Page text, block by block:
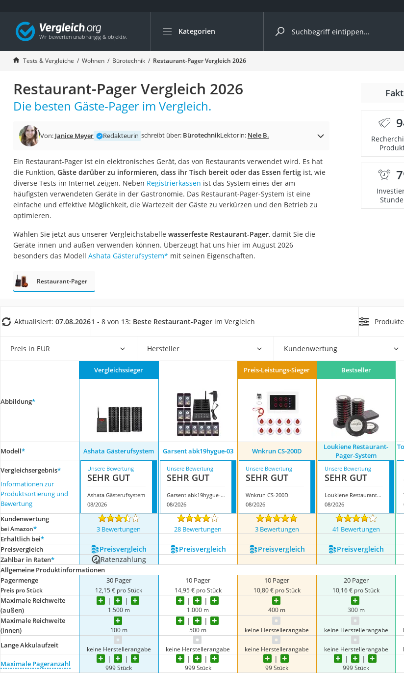
Kategorien
Die beliebtesten Vergleiche nach Kategorie
Wohnen
Matratzen-Topper
Matratzen
Konferenzlautsprecher
Tageslichtlampe
Badlüfter
Bürohocker
Außenleuchte mit Kamera
Ozongeneratoren
Klappmatratze
Duschkopf mit Kalkfilter
Topper 100 x 200
Höhenverstellbarer Schreibtisch
Tests & Vergleiche Wohnen Bürotechnik Restaurant-Pager Vergleich 2026
Restaurant-Pager Vergleich 2026
Die besten Gäste-Pager im Vergleich.
Von: Janice Meyer Redakteurin schreibt über: BürotechnikLektorin: Nele B.
Ein Restaurant-Pager ist ein elektronisches Gerät, das von Restaurants verwendet wird. Es hat
die Funktion, Gäste darüber zu informieren, dass ihr Tisch bereit oder das Essen fertigist, wie
diverse Tests im Internet zeigen. Neben Registrierkassen ist das System eines der am
häufigsten verwendeten Geräte in der Gastronomie. Das Restaurant-Pager-System ist eine
einfache und effektive Möglichkeit, die Wartezeit der Gäste zu verkürzen und den Betrieb zu
optimieren.
Wählen Sie jetzt aus unserer Vergleichstabelle wasserfeste Restaurant-Pager, damit Sie die
Geräte innen und außen verwenden können. Überzeugt hat uns hier im August 2026
besonders das Modell Ashata Gästerufsystem* mit seinen Eigenschaften.
Restaurant-Pager
Aktualisiert: 07.08.20261 - 8 von 13: Beste Restaurant-Pager im Vergleich
Preis in EUR Hersteller Kundenwertung
Abbildung*
Vergleichssieger Preis-Leistungs-Sieger Bestseller
Modell* Ashata Gästerufsystem Garsent abk19hygue-03 Wnkrun ‎CS-200D
Loukiene Restaurant-
Pager-System
Vergleichsergebnis*
Informationen zur
Produktsortierung und
Bewertung
Unsere Bewertung
SEHR GUT
Ashata Gästerufsystem
08/2026
Unsere Bewertung
SEHR GUT
Garsent abk19hygue-03
08/2026
Unsere Bewertung
SEHR GUT
Wnkrun ‎CS-200D
08/2026
Unsere Bewertung
SEHR GUT
Loukiene Restaurant-Pager-System
08/2026
Kundenwertung
bei Amazon* 3 Bewertungen 28 Bewertungen 3 Bewertungen 41 Bewertungen
Erhältlich bei*
Preis­vergleich
Preis­vergleich Preis­vergleich Preis­vergleich Preis­vergleich
Zahlbar in Raten* Ratenzahlung
Allgemeine Produktinformationen
Pagermenge
Preis pro Stück
30 Pager
12,15 € pro Stück
10 Pager
14,95 € pro Stück
10 Pager
10,80 € pro Stück
20 Pager
10,16 € pro Stück
Maximale Reichweite
(außen)
1.500 m 1.000 m 400 m 300 m
Maximale Reichweite
(innen)
100 m 500 m keine Herstellerangabe keine Herstellerangabe
Lange Akkulaufzeit keine Herstellerangabe keine Herstellerangabe keine Herstellerangabe keine Herstellerangabe
Maximale Pageranzahl 999 Stück 999 Stück 99 Stück 999 Stück